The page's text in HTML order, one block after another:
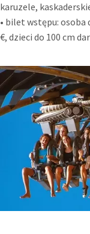
karuzele,
• bilet wstępu: osoba
€, dzieci do 100 cm